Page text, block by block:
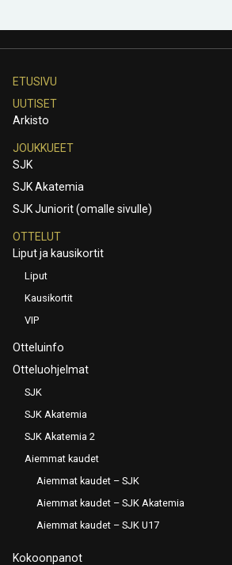
ETUSIVU
UUTISET
Arkisto
JOUKKUEET
SJK
SJK Akatemia
SJK Juniorit (omalle sivulle)
OTTELUT
Liput ja kausikortit
Liput
Kausikortit
VIP
Otteluinfo
Otteluohjelmat
SJK
SJK Akatemia
SJK Akatemia 2
Aiemmat kaudet
Aiemmat kaudet – SJK
Aiemmat kaudet – SJK Akatemia
Aiemmat kaudet – SJK U17
Kokoonpanot